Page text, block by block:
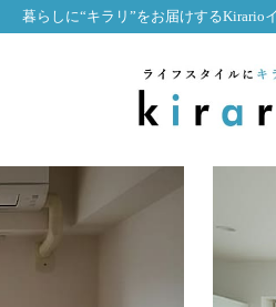
暮らしに“キラリ”をお届けするKirario